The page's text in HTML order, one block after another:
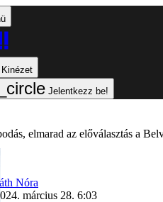
Kinézet
Jelentkezz be!
elmarad az előválasztás a
Nóra
március 28. 6:03